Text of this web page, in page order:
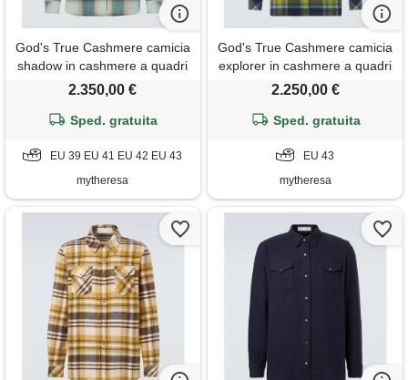
God's True Cashmere camicia
shadow in cashmere a quadri
con smeraldo
2.350,00 €
Sped. gratuita
EU 39 EU 41 EU 42 EU 43
mytheresa
God's True Cashmere camicia
explorer in cashmere a quadri
con quarzo
2.250,00 €
Sped. gratuita
EU 43
mytheresa